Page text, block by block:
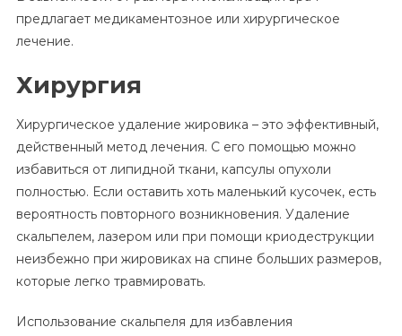
предлагает медикаментозное или хирургическое
лечение.
Хирургия
Хирургическое удаление жировика – это эффективный,
действенный метод лечения. С его помощью можно
избавиться от липидной ткани, капсулы опухоли
полностью. Если оставить хоть маленький кусочек, есть
вероятность повторного возникновения. Удаление
скальпелем, лазером или при помощи криодеструкции
неизбежно при жировиках на спине больших размеров,
которые легко травмировать.
Использование скальпеля для избавления